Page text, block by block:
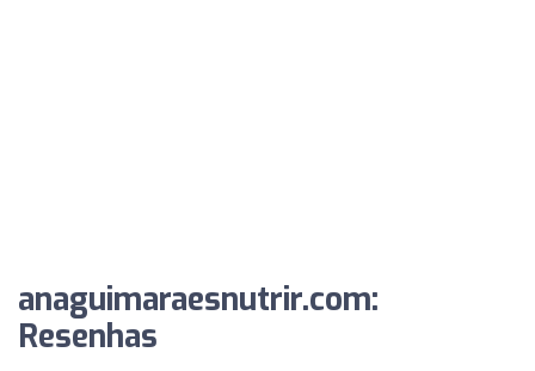
anaguimaraesnutrir.com:
Resenhas